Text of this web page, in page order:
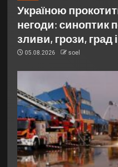
Україною
негоди: синоптик
зливи, грози, град
05.08.2026 soel